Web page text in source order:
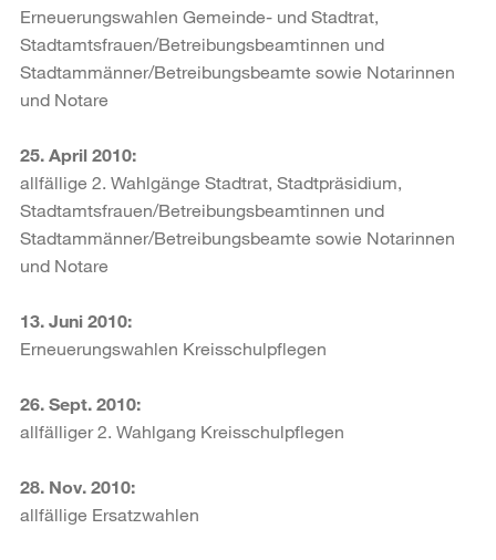
Erneuerungswahlen Gemeinde- und Stadtrat,
Stadtamtsfrauen/Betreibungsbeamtinnen und
Stadtammänner/Betreibungsbeamte sowie Notarinnen
und Notare
25. April 2010:
allfällige 2. Wahlgänge Stadtrat, Stadtpräsidium,
Stadtamtsfrauen/Betreibungsbeamtinnen und
Stadtammänner/Betreibungsbeamte sowie Notarinnen
und Notare
13. Juni 2010:
Erneuerungswahlen Kreisschulpflegen
26. Sept. 2010:
allfälliger 2. Wahlgang Kreisschulpflegen
28. Nov. 2010:
allfällige Ersatzwahlen